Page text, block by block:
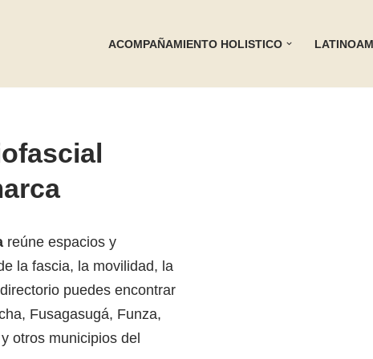
ACOMPAÑAMIENTO HOLISTICO
reúne espacios y
la fascia, la movilidad, la
puedes encontrar
Fusagasugá, Funza,
otros municipios del